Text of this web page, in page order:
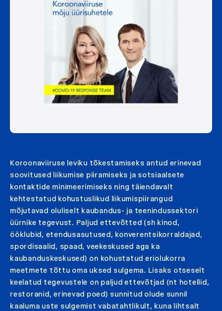
Koroonaviiruse leviku tõkestamiseks antud erinevad
soovitused liikumise piiramiseks ja sotsiaalsete
kontaktide minimeerimiseks ning täiendavalt
kehtestatud kohustuslikud liikumispiirangud
mõjutavad oluliselt kaubandus- ja teenindussektori
üürnike tegevust. Paljud ettevõtted (sh kinod,
ööklubid, etendusasutused, konverentsikorraldajad,
spordisaalid, spaad, veekeskused aga ka
kaubanduskeskused) on kohustatud eriolukorra
meetmete tõttu oma uksed sulgema. Lisaks otseselt
keelatud tegevustele on paljud ettevõtjad (nt hotellid,
restoranid, erinevad poed) sunnitud olude sunnil
kaaluma uste sulgemist vabatahtlikult, kuna lihtsalt